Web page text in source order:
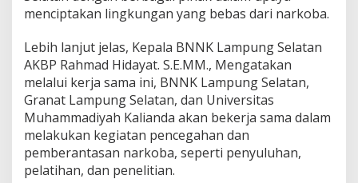
i
e
r
s
i
t
a
s
u
menciptakan lingkungan yang bebas dari narkoba.
Lebih lanjut jelas, Kepala BNNK Lampung Selatan
AKBP Rahmad Hidayat. S.E.MM., Mengatakan
melalui kerja sama ini, BNNK Lampung Selatan,
Granat Lampung Selatan, dan Universitas
Muhammadiyah Kalianda akan bekerja sama dalam
melakukan kegiatan pencegahan dan
pemberantasan narkoba, seperti penyuluhan,
pelatihan, dan penelitian.